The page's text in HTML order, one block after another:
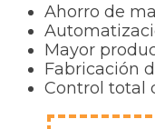
Ahorro de
Mayor
Fabricación
Control total